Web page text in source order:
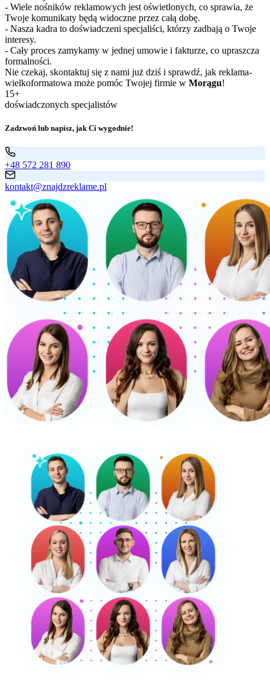
- Wiele nośników reklamowych jest oświetlonych, co sprawia, że
Twoje komunikaty będą widoczne przez całą dobę.
- Nasza kadra to doświadczeni specjaliści, którzy zadbają o Twoje
interesy.
- Cały proces zamykamy w jednej umowie i fakturze, co upraszcza
formalności.
Nie czekaj, skontaktuj się z nami już dziś i sprawdź, jak reklama-
wielkoformatowa może pomóc Twojej firmie w Morągu!
15+
doświadczonych specjalistów
Zadzwoń lub napisz, jak Ci wygodnie!
+48 572 281 890
kontakt@znajdzreklame.pl